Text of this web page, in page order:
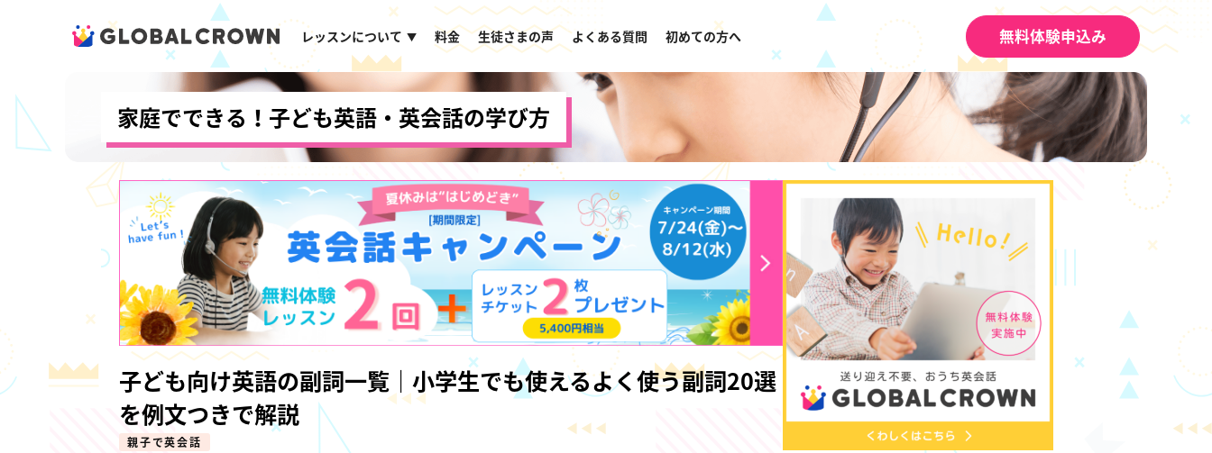
レッスンについて ▼ 料金 生徒さまの声 よくある質問 初めての方へ 無料体験申込み
家庭でできる！子ども英語・英会話の学び方
子ども向け英語の副詞一覧｜小学生でも使えるよく使う副詞20選
を例文つきで解説
親子で英会話